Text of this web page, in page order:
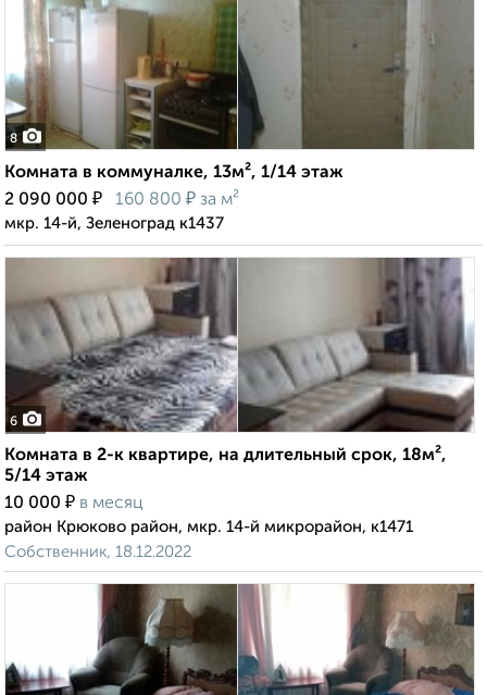
8
Комната в коммуналке, 13м², 1/14 этаж
2 090 000 ₽ 160 800 ₽ за м²
мкр. 14-й, Зеленоград к1437
6
Комната в 2-к квартире, на длительный срок, 18м²,
5/14 этаж
10 000 ₽ в месяц
район Крюково район, мкр. 14-й микрорайон, к1471
Собственник, 18.12.2022